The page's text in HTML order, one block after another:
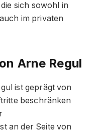
sich sowohl in
im privaten
Arne Regul
ist geprägt von
beschränken
an der Seite von